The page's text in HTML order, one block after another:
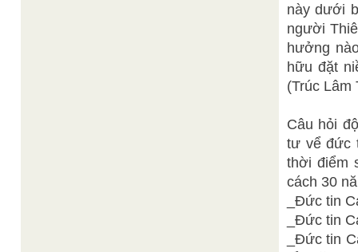
này dưới
người
hưởng
hữu đặt
(Trúc Lâm
Câu hỏi
tư vể đức
thời điểm
cách 30
_Đức tin
_Đức tin
_Đức tin